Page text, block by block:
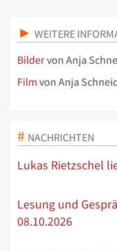
WEITERE
Bildervon Anja
Film von Anja
NACHRICHTEN
Lukas Rietzschel
Lesung und
08.10.2026